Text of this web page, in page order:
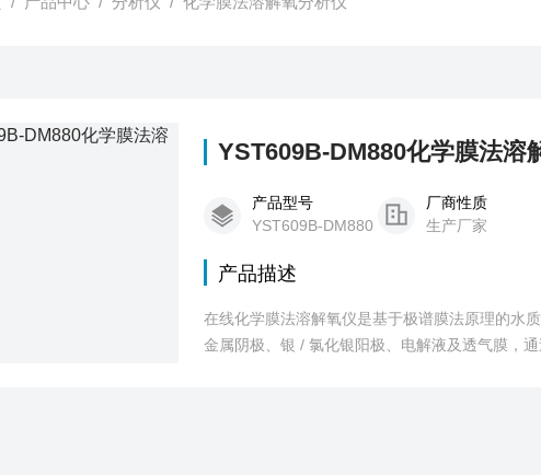
YST609B-DM880化学膜法溶
产品型号
YST609B-DM880
厂商性质
生产厂家
产品描述
在线化学膜法溶解氧仪是基于极谱膜法原理的水
金属阴极、银 / 氯化银阳极、电解液及透气膜，